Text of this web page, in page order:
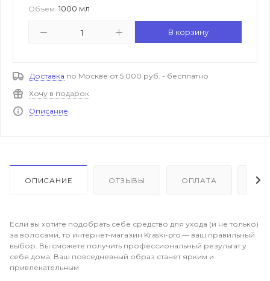
Объем: 1000 мл
В корзину
Доставка по Москве от 5 000 руб. - бесплатно
Хочу в подарок
Описание
ОПИСАНИЕ ОТЗЫВЫ ОПЛАТА
Если вы хотите подобрать себе средство для ухода (и не только)
за волосами, то интернет-магазин Kraski-pro — ваш правильный
выбор. Вы сможете получить профессиональный результат у
себя дома. Ваш повседневный образ станет ярким и
привлекательным.